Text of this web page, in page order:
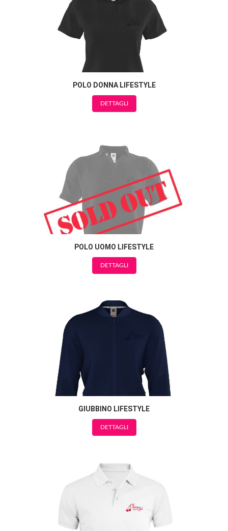
POLO DONNA LIFESTYLE
DETTAGLI
POLO UOMO LIFESTYLE
DETTAGLI
GIUBBINO LIFESTYLE
DETTAGLI